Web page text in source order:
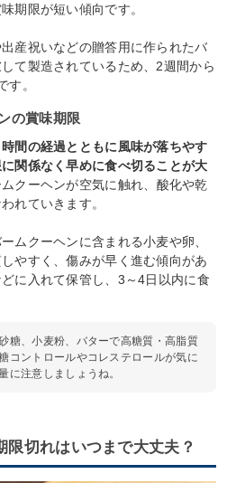
期限が短い傾向です。
産祝いなどの贈答用に作られたバ
て製造されているため、2週間から
す。
の賞味期限
間の経過とともに風味が落ちやす
関係なく早めに食べ切ることが大
クーヘンが空気に触れ、酸化や乾
れていきます。
ムクーヘンに含まれる小麦や卵、
やすく、傷みが早く進む傾向があ
に入れて保管し、3～4日以内に食
糖、小麦粉、バターで高糖質・高脂質
コントロールやコレステロールが気に
に注意しましょうね。
切れはいつまで大丈夫？